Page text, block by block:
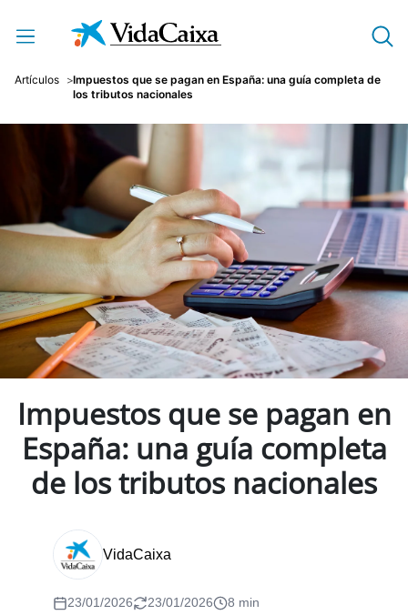
Saltar al contenido principal
Artículos
Impuestos que se pagan en España: una guía completa de
los tributos nacionales
Impuestos que se pagan en
España: una guía completa
de los tributos nacionales
VidaCaixa
23/01/2026 23/01/2026 8 min